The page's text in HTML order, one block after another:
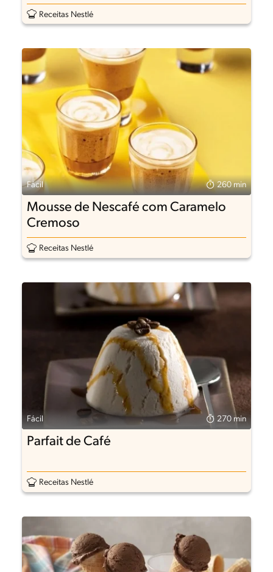
Receitas Nestlé
Fácil 260 min
Mousse de Nescafé com Caramelo
Cremoso
Receitas Nestlé
Fácil 270 min
Parfait de Café
Receitas Nestlé